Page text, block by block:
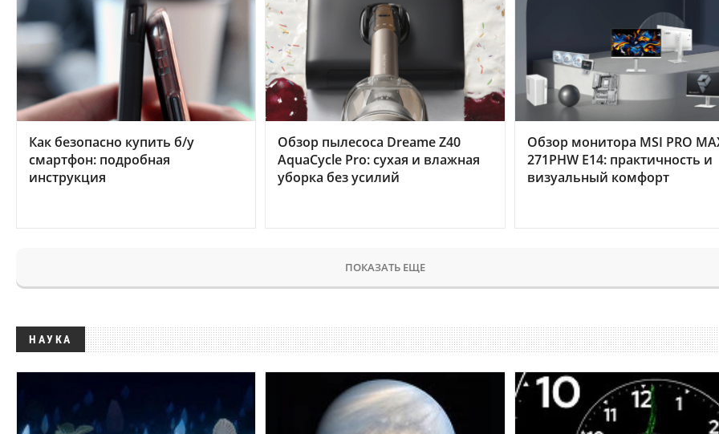
Как безопасно купить б/у
смартфон: подробная
инструкция
Обзор пылесоса Dreame Z40
AquaCycle Pro: сухая и влажная
уборка без усилий
Обзор монитора MSI PRO
271PHW E14: практичность и
визуальный комфорт
ПОКАЗАТЬ ЕЩЕ
НАУКА